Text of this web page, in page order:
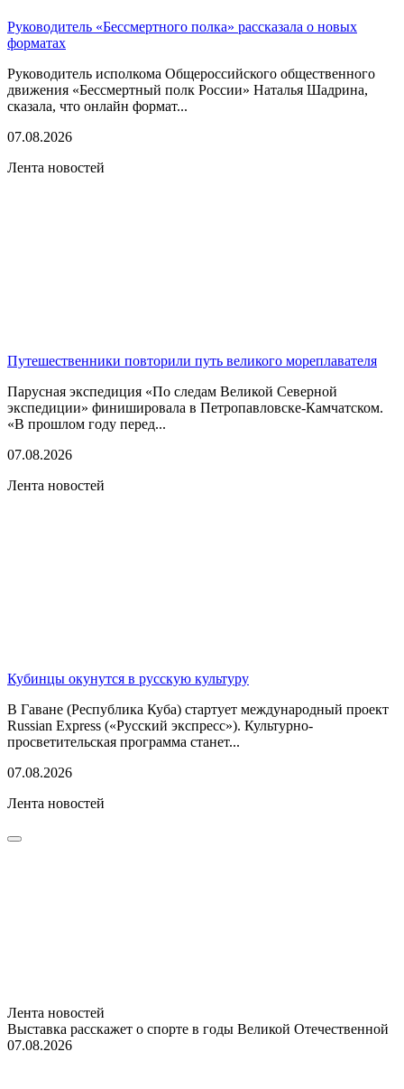
Руководитель «Бессмертного полка» рассказала о новых
форматах
Руководитель исполкома Общероссийского общественного
движения «Бессмертный полк России» Наталья Шадрина,
сказала, что онлайн формат...
07.08.2026
Лента новостей
Путешественники повторили путь великого мореплавателя
Парусная экспедиция «По следам Великой Северной
экспедиции» финишировала в Петропавловске-Камчатском.
«В прошлом году перед...
07.08.2026
Лента новостей
Кубинцы окунутся в русскую культуру
В Гаване (Республика Куба) стартует международный проект
Russian Express («Русский экспресс»). Культурно-
просветительская программа станет...
07.08.2026
Лента новостей
Лента новостей
Выставка расскажет о спорте в годы Великой Отечественной
07.08.2026